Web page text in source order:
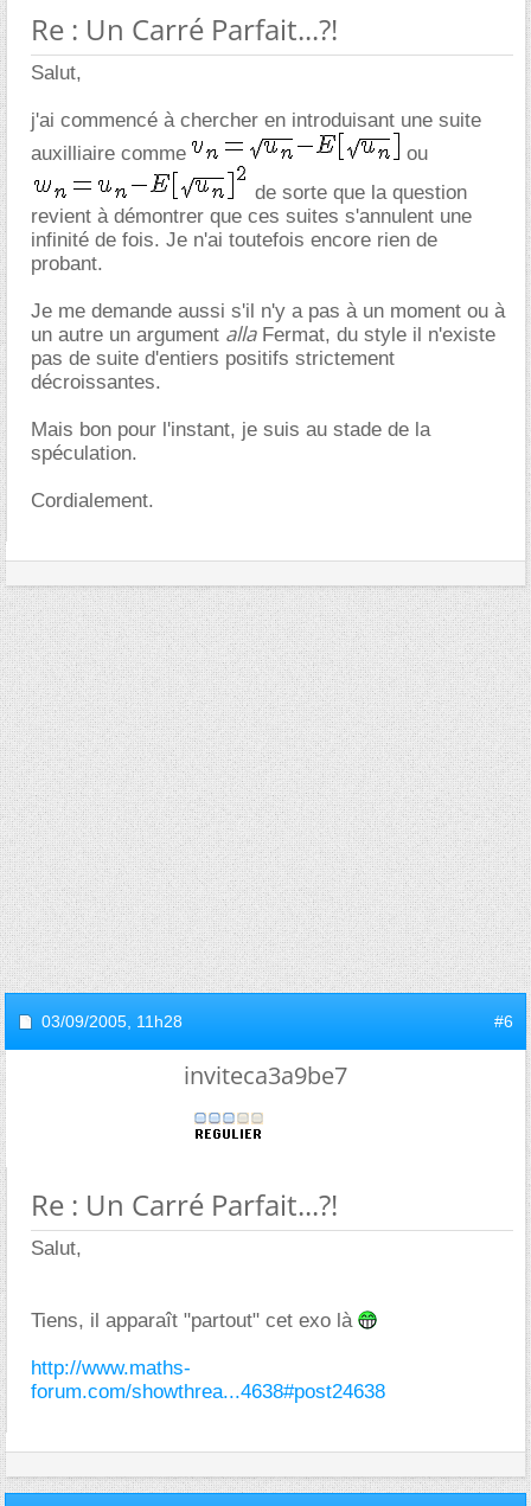
Re : Un Carré Parfait...?!
Salut,
j'ai commencé à chercher en introduisant une suite
auxilliaire comme
ou
de sorte que la question
revient à démontrer que ces suites s'annulent une
infinité de fois. Je n'ai toutefois encore rien de
probant.
Je me demande aussi s'il n'y a pas à un moment ou à
un autre un argument allaFermat, du style il n'existe
pas de suite d'entiers positifs strictement
décroissantes.
Mais bon pour l'instant, je suis au stade de la
spéculation.
Cordialement.
03/09/2005, 11h28 #6
inviteca3a9be7
Re : Un Carré Parfait...?!
Salut,
Tiens, il apparaît "partout" cet exo là
http://www.maths-
forum.com/showthrea...4638#post24638